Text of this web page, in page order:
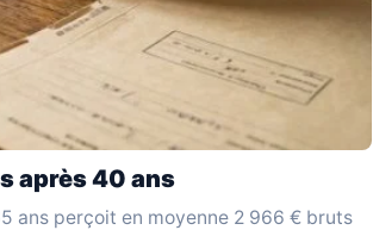
après 40 ans
ans perçoit en moyenne 2 966 € bruts